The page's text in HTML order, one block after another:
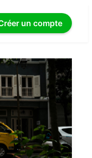
un compte